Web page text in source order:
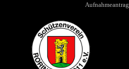
Aufnahmeantrag